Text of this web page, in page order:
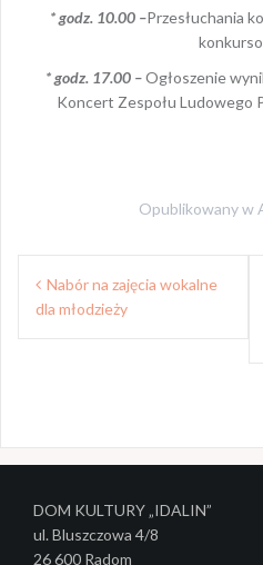
* godz. 10.00 –Przesłuchania
* godz. 17.00 –Ogłoszenie
Koncert Zespołu Ludowego
Opublikowany w
z
w
Nabór na zajęcia wokalne
dla młodzieży
DOM KULTURY „IDALIN”
ul. Bluszczowa 4/8
26 600 Radom